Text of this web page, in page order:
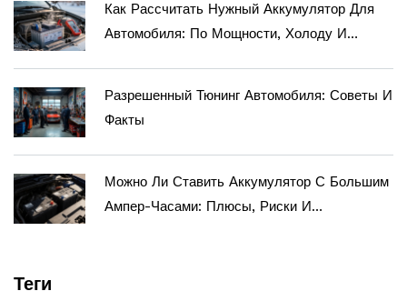
Как Рассчитать Нужный Аккумулятор Для
Автомобиля: По Мощности, Холоду И
Разрешенный Тюнинг Автомобиля: Советы И
Факты
Можно Ли Ставить Аккумулятор С Большим
Ампер-Часами: Плюсы, Риски И
Теги